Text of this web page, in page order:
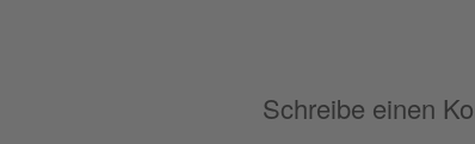
Schreibe einen